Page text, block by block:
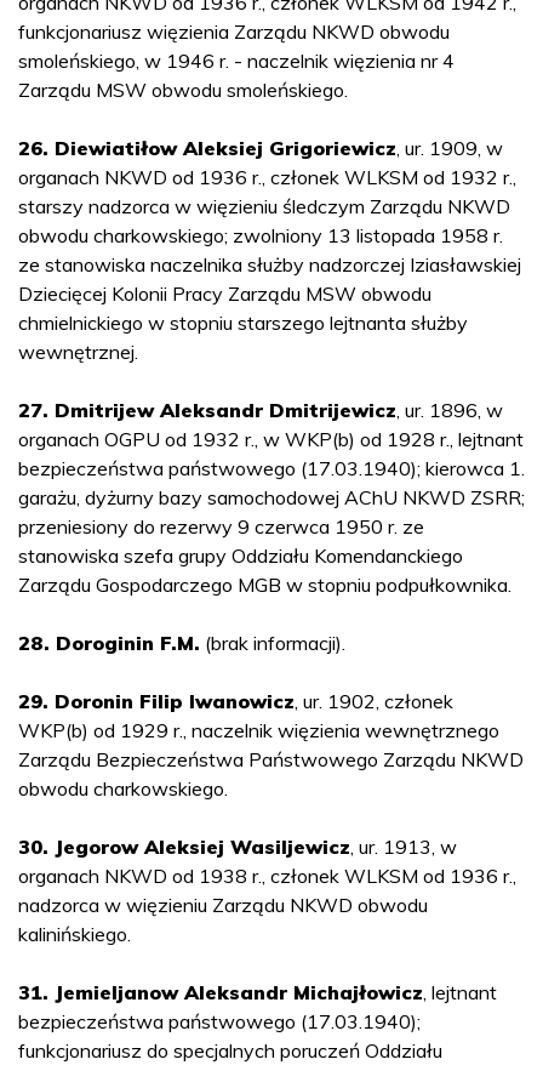
funkcjonariusz więzienia Zarządu NKWD obwodu
smoleńskiego, w 1946 r. - naczelnik więzienia nr 4
Zarządu MSW obwodu smoleńskiego.
26. Diewiatiłow Aleksiej Grigoriewicz , ur. 1909, w
organach NKWD od 1936 r., członek WLKSM od 1932 r.,
starszy nadzorca w więzieniu śledczym Zarządu NKWD
obwodu charkowskiego; zwolniony 13 listopada 1958 r.
ze stanowiska naczelnika służby nadzorczej Iziasławskiej
Dziecięcej Kolonii Pracy Zarządu MSW obwodu
chmielnickiego w stopniu starszego lejtnanta służby
wewnętrznej.
27. Dmitrijew Aleksandr Dmitrijewicz , ur. 1896, w
organach OGPU od 1932 r., w WKP(b) od 1928 r., lejtnant
bezpieczeństwa państwowego (17.03.1940); kierowca 1.
garażu, dyżurny bazy samochodowej AChU NKWD ZSRR;
przeniesiony do rezerwy 9 czerwca 1950 r. ze
stanowiska szefa grupy Oddziału Komendanckiego
Zarządu Gospodarczego MGB w stopniu podpułkownika.
28. Doroginin F.M. (brak informacji).
29. Doronin Filip Iwanowicz , ur. 1902, członek
WKP(b) od 1929 r., naczelnik więzienia wewnętrznego
Zarządu Bezpieczeństwa Państwowego Zarządu NKWD
obwodu charkowskiego.
30. Jegorow Aleksiej Wasiljewicz , ur. 1913, w
organach NKWD od 1938 r., członek WLKSM od 1936 r.,
nadzorca w więzieniu Zarządu NKWD obwodu
kalinińskiego.
31. Jemieljanow Aleksandr Michajłowicz , lejtnant
bezpieczeństwa państwowego (17.03.1940);
funkcjonariusz do specjalnych poruczeń Oddziału